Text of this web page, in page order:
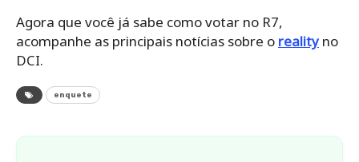
Agora que você já sabe como votar no R7,
acompanhe as principais notícias sobre o realityno
DCI.
enquete